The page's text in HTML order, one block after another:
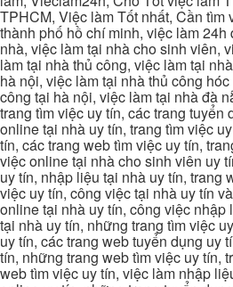
TPHCM, Việc làm Tốt nhất, Cần tìm
thành phố hồ chí minh, việc làm 24h
nhà, việc làm tại nhà cho sinh viên,
làm tại nhà thủ công, việc làm tại
hà nội, việc làm tại nhà thủ công
công tại hà nội, việc làm tại nhà đà
trang tìm việc uy tín, các trang tuyển
online tại nhà uy tín, trang tìm việc
tín, các trang web tìm việc uy tín,
việc online tại nhà cho sinh viên uy
uy tín, nhập liệu tại nhà uy tín, trang
việc uy tín, công việc tại nhà uy tín
online tại nhà uy tín, công việc nhập
tại nhà uy tín, những trang tìm việc
uy tín, các trang web tuyển dụng uy
tín, những trang web tìm việc uy tín,
web tìm việc uy tín, việc làm nhập